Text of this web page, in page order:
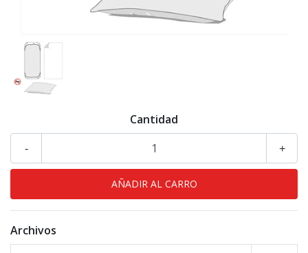
Cantidad
+
-
Archivos